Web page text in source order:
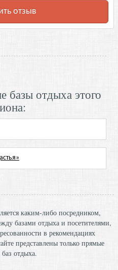
отзыв
базы отдыха этого
каким-либо посредником,
базами отдыха и посетителями,
в рекомендациях
представлены только прямые
отдыха.